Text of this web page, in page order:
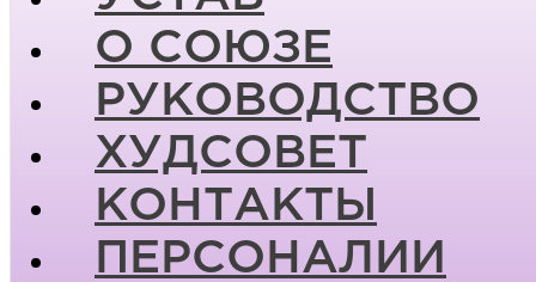
О СОЮЗЕ
РУКОВОДСТВО
ХУДСОВЕТ
КОНТАКТЫ
ПЕРСОНАЛИИ